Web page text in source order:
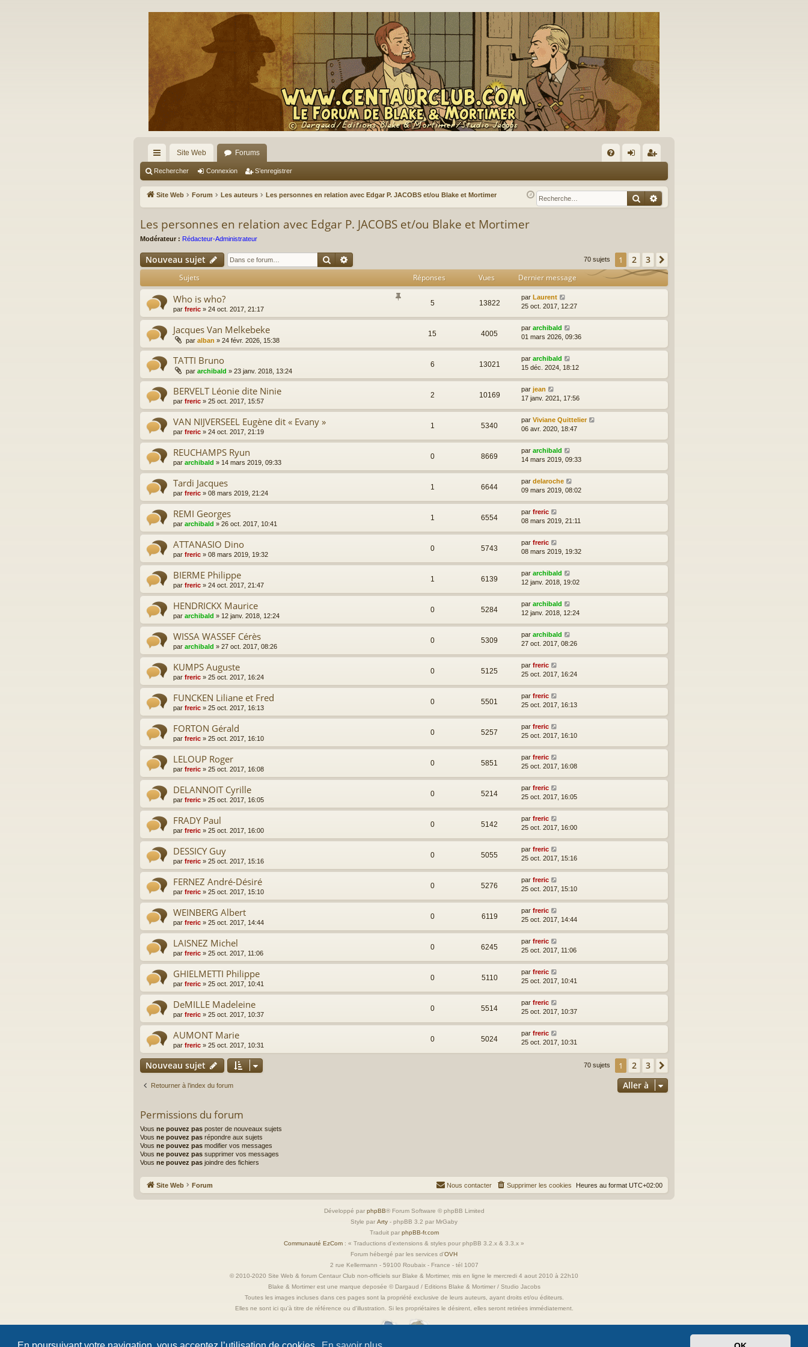
cc
ès
ra
pi
de
Site Web Forums
Q ne
xi
nr
eg
Rechercher Connexion S’enregistrer
Site Web Forum Les auteurs Les personnes en relation avec Edgar P. JACOBS et/ou Blake et Mortimer Rechercher
Recherche avancée
Les personnes en relation avec Edgar P. JACOBS et/ou Blake et Mortimer
Modérateur : Rédacteur-Administrateur
Nouveau sujet Rechercher 70 sujets 1 2 3
Sujets Réponses Vues Dernier message
Who is who?
par freric » 24 oct. 2017, 21:17
5 13822
par Laurent
25 oct. 2017, 12:27
Jacques Van Melkebeke
par alban » 24 févr. 2026, 15:38
15 4005
par archibald
01 mars 2026, 09:36
TATTI Bruno
par archibald » 23 janv. 2018, 13:24
6 13021
par archibald
15 déc. 2024, 18:12
BERVELT Léonie dite Ninie
par freric » 25 oct. 2017, 15:57
2 10169
par jean
17 janv. 2021, 17:56
VAN NIJVERSEEL Eugène dit « Evany »
par freric » 24 oct. 2017, 21:19
1 5340
par Viviane Quittelier
06 avr. 2020, 18:47
REUCHAMPS Ryun
par archibald » 14 mars 2019, 09:33
0 8669
par archibald
14 mars 2019, 09:33
Tardi Jacques
par freric » 08 mars 2019, 21:24
1 6644
par delaroche
09 mars 2019, 08:02
REMI Georges
par archibald » 26 oct. 2017, 10:41
1 6554
par freric
08 mars 2019, 21:11
ATTANASIO Dino
par freric » 08 mars 2019, 19:32
0 5743
par freric
08 mars 2019, 19:32
BIERME Philippe
par freric » 24 oct. 2017, 21:47
1 6139
par archibald
12 janv. 2018, 19:02
HENDRICKX Maurice
par archibald » 12 janv. 2018, 12:24
0 5284
par archibald
12 janv. 2018, 12:24
WISSA WASSEF Cérès
par archibald » 27 oct. 2017, 08:26
0 5309
par archibald
27 oct. 2017, 08:26
KUMPS Auguste
par freric » 25 oct. 2017, 16:24
0 5125
par freric
25 oct. 2017, 16:24
FUNCKEN Liliane et Fred
par freric » 25 oct. 2017, 16:13
0 5501
par freric
25 oct. 2017, 16:13
FORTON Gérald
par freric » 25 oct. 2017, 16:10
0 5257
par freric
25 oct. 2017, 16:10
LELOUP Roger
par freric » 25 oct. 2017, 16:08
0 5851
par freric
25 oct. 2017, 16:08
DELANNOIT Cyrille
par freric » 25 oct. 2017, 16:05
0 5214
par freric
25 oct. 2017, 16:05
FRADY Paul
par freric » 25 oct. 2017, 16:00
0 5142
par freric
25 oct. 2017, 16:00
DESSICY Guy
par freric » 25 oct. 2017, 15:16
0 5055
par freric
25 oct. 2017, 15:16
FERNEZ André-Désiré
par freric » 25 oct. 2017, 15:10
0 5276
par freric
25 oct. 2017, 15:10
WEINBERG Albert
par freric » 25 oct. 2017, 14:44
0 6119
par freric
25 oct. 2017, 14:44
LAISNEZ Michel
par freric » 25 oct. 2017, 11:06
0 6245
par freric
25 oct. 2017, 11:06
GHIELMETTI Philippe
par freric » 25 oct. 2017, 10:41
0 5110
par freric
25 oct. 2017, 10:41
DeMILLE Madeleine
par freric » 25 oct. 2017, 10:37
0 5514
par freric
25 oct. 2017, 10:37
AUMONT Marie
par freric » 25 oct. 2017, 10:31
0 5024
par freric
25 oct. 2017, 10:31
Nouveau sujet 70 sujets 1 2 3
Retourner à l’index du forum Aller à
Permissions du forum
Vous ne pouvez pas poster de nouveaux sujets
Vous ne pouvez pas répondre aux sujets
Vous ne pouvez pas modifier vos messages
Vous ne pouvez pas supprimer vos messages
Vous ne pouvez pas joindre des fichiers
Site Web Forum Heures au format UTC+02:00
Supprimer les cookies
Nous contacter
Développé par phpBB® Forum Software © phpBB Limited
Style par Arty - phpBB 3.2 par MrGaby
Traduit par phpBB-fr.com
Communauté EzCom : « Traductions d'extensions & styles pour phpBB 3.2.x & 3.3.x »
Forum hébergé par les services d’OVH
2 rue Kellermann - 59100 Roubaix - France - tél 1007
© 2010-2020 Site Web & forum Centaur Club non-officiels sur Blake & Mortimer, mis en ligne le mercredi 4 aout 2010 à 22h10
Blake & Mortimer est une marque deposée © Dargaud / Editions Blake & Mortimer / Studio Jacobs
Toutes les images incluses dans ces pages sont la propriété exclusive de leurs auteurs, ayant droits et/ou éditeurs.
Elles ne sont ici qu'à titre de référence ou d'illustration. Si les propriétaires le désirent, elles seront retirées immédiatement.